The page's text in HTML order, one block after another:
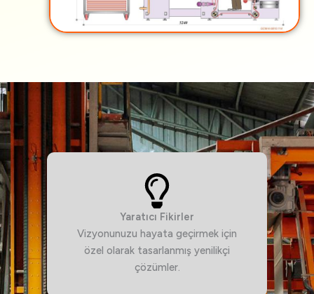
Yaratıcı Fikirler
Vizyonunuzu hayata geçirmek için
özel olarak tasarlanmış yenilikçi
çözümler.